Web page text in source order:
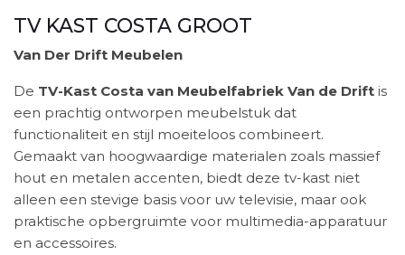
TV KAST COSTA GROOT
Van Der Drift Meubelen
De TV-Kast Costa van Meubelfabriek Van de Drift is
een prachtig ontworpen meubelstuk dat
functionaliteit en stijl moeiteloos combineert.
Gemaakt van hoogwaardige materialen zoals massief
hout en metalen accenten, biedt deze tv-kast niet
alleen een stevige basis voor uw televisie, maar ook
praktische opbergruimte voor multimedia-apparatuur
en accessoires.